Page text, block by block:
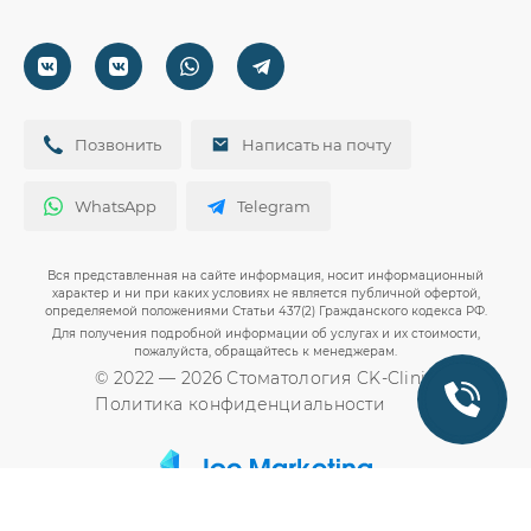
+7 (918) 079-30-67
Круглосуточно: 24/7
г. Краснодар:
ул. Сормовская 151/1
+7 (918) 079-30-67
ПГТ Михайловский:
Молодёжный переулок 2/1В
Круглосуточно: 24/7
Ортодонтия
Лечение зубов
Диагностика
Контакты
Вакансии
ДокументыПозвонить Написать на почту
WhatsApp Telegram
© 2022 — 2026 Стоматология CK-Clinic
Политика конфиденциальности
Вся представленная на сайте информация, носит информационный
характер и ни при каких условиях не является публичной офертой,
определяемой положениями Статьи 437(2) Гражданского кодекса РФ.
Для получения подробной информации об услугах и их стоимости,
пожалуйста, обращайтесь к менеджерам.